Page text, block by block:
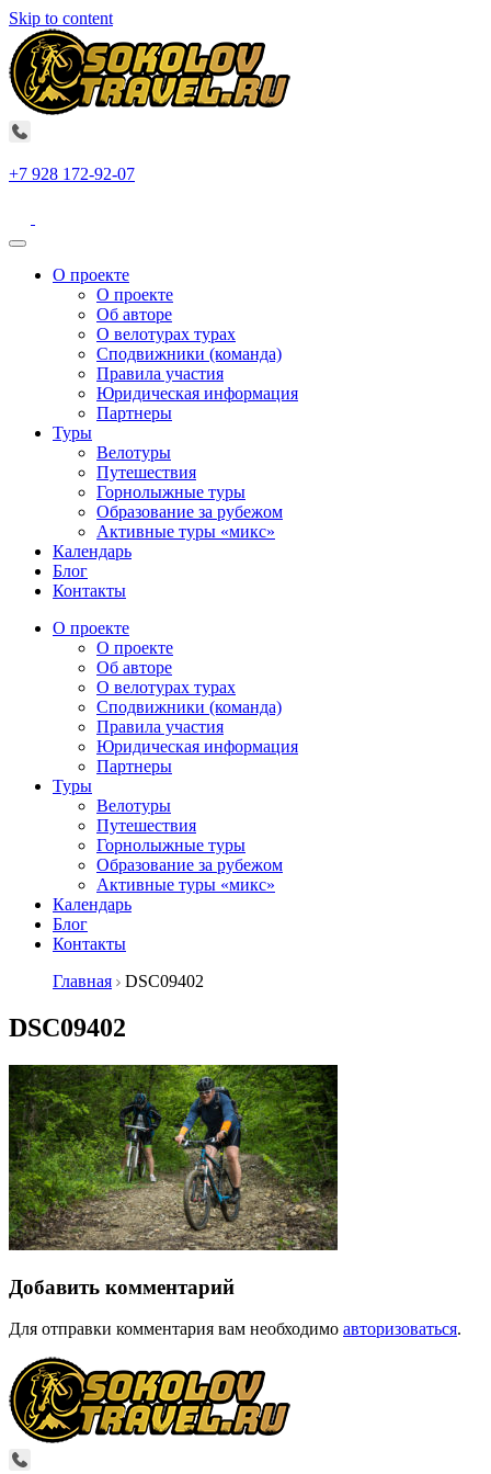
Skip to content
+7 928 172-92-07
О проекте
О проекте
Об авторе
О велотурах турах
Сподвижники (команда)
Правила участия
Юридическая информация
Партнеры
Туры
Велотуры
Путешествия
Горнолыжные туры
Образование за рубежом
Активные туры «микс»
Календарь
Блог
Контакты
О проекте
О проекте
Об авторе
О велотурах турах
Сподвижники (команда)
Правила участия
Юридическая информация
Партнеры
Туры
Велотуры
Путешествия
Горнолыжные туры
Образование за рубежом
Активные туры «микс»
Календарь
Блог
Контакты
Главная
DSC09402
DSC09402
Добавить комментарий
Для отправки комментария вам необходимо авторизоваться.